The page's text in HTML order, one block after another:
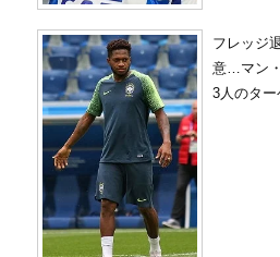
フレッジ
意…マン
3人のター